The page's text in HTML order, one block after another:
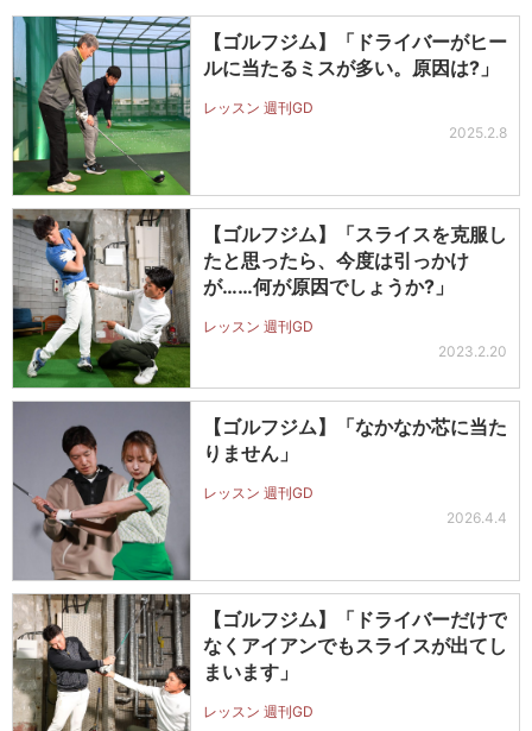
【ゴルフジム】「ドライバーがヒー
ルに当たるミスが多い。原因は?」
レッスン 週刊GD
2025.2.8
【ゴルフジム】「スライスを克服し
たと思ったら、今度は引っかけ
が……何が原因でしょうか?」
レッスン 週刊GD
2023.2.20
【ゴルフジム】「なかなか芯に当た
りません」
レッスン 週刊GD
2026.4.4
【ゴルフジム】「ドライバーだけで
なくアイアンでもスライスが出てし
まいます」
レッスン 週刊GD